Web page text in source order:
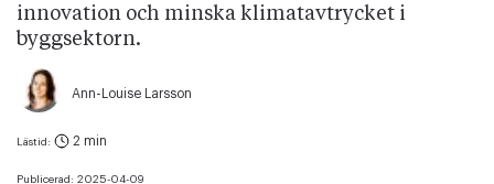
innovation och minska klimatavtrycket i
byggsektorn.
Ann-Louise Larsson
Publicerad: 2025-04-09
Lästid: 2 min